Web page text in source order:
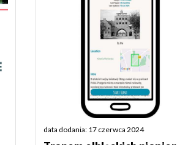
data dodania: 17 czerwca 2024